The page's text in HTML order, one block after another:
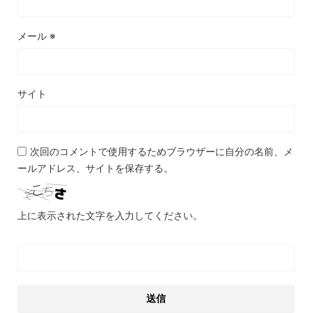
メール ※
サイト
次回のコメントで使用するためブラウザーに自分の名前、メ
ールアドレス、サイトを保存する。
上に表示された文字を入力してください。